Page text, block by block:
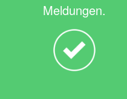
Meldungen.